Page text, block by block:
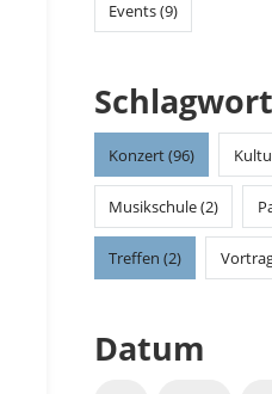
Events (9)
Schlagwort
Konzert (96)
Musikschule (2)
Treffen (2)
Datum